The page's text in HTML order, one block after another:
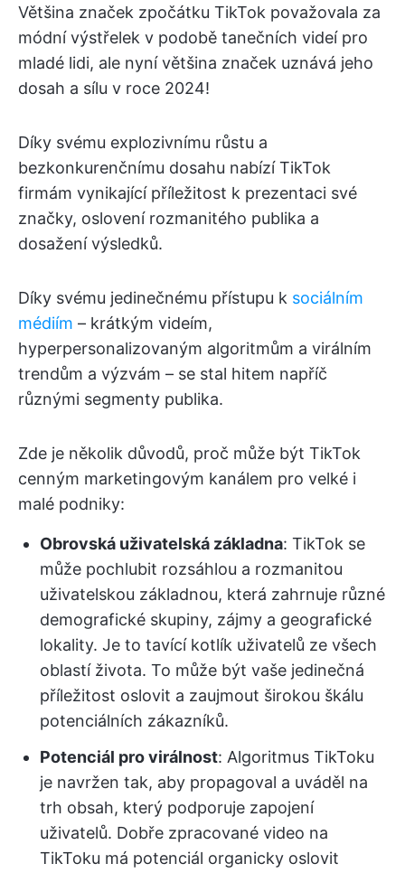
Většina značek zpočátku TikTok považovala za
módní výstřelek v podobě tanečních videí pro
mladé lidi, ale nyní většina značek uznává jeho
dosah a sílu v roce 2024!
Díky svému explozivnímu růstu a
bezkonkurenčnímu dosahu nabízí TikTok
firmám vynikající příležitost k prezentaci své
značky, oslovení rozmanitého publika a
dosažení výsledků.
Díky svému jedinečnému přístupu k sociálním
médiím – krátkým videím,
hyperpersonalizovaným algoritmům a virálním
trendům a výzvám – se stal hitem napříč
různými segmenty publika.
Zde je několik důvodů, proč může být TikTok
cenným marketingovým kanálem pro velké i
malé podniky:
Obrovská uživatelská základna: TikTok se
může pochlubit rozsáhlou a rozmanitou
uživatelskou základnou, která zahrnuje různé
demografické skupiny, zájmy a geografické
lokality. Je to tavící kotlík uživatelů ze všech
oblastí života. To může být vaše jedinečná
příležitost oslovit a zaujmout širokou škálu
potenciálních zákazníků.
Potenciál pro virálnost: Algoritmus TikToku
je navržen tak, aby propagoval a uváděl na
trh obsah, který podporuje zapojení
uživatelů. Dobře zpracované video na
TikToku má potenciál organicky oslovit